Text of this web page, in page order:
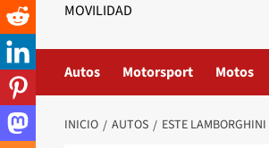
MOVILIDAD
Autos Motorsport Motos
INICIO AUTOS ESTE